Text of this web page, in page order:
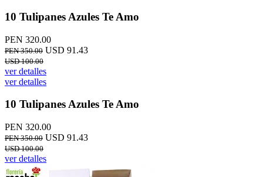
10 Tulipanes Azules Te Amo
PEN 320.00
PEN 350.00 USD 91.43
USD 100.00
ver detalles
ver detalles
10 Tulipanes Azules Te Amo
PEN 320.00
PEN 350.00 USD 91.43
USD 100.00
ver detalles